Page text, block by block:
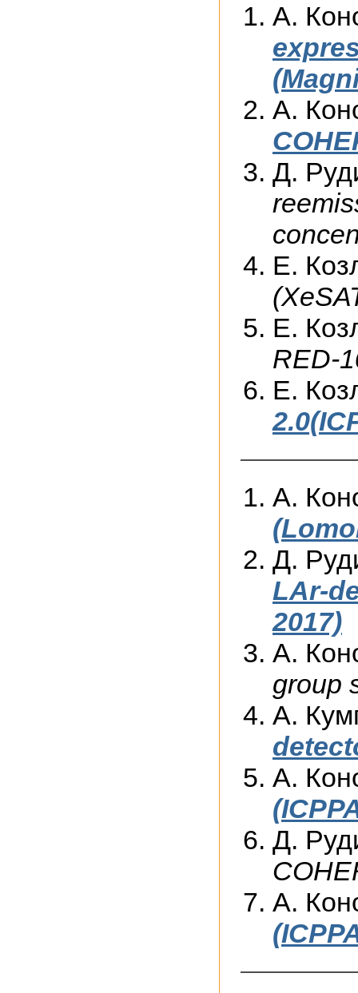
А.
А.
Д.
Е.
Е.
RED-
Е.
А.
Д.
LAr-
2017)
А.
group
А.
А.
Д.
А.